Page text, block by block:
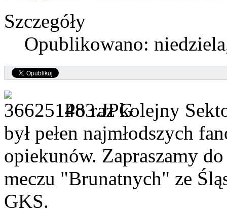
Szczegóły
Opublikowano:
Po raz kolejny
był pełen najmłodszych
opiekunów. Zapraszamy
meczu "Brunatnych" ze
GKS.